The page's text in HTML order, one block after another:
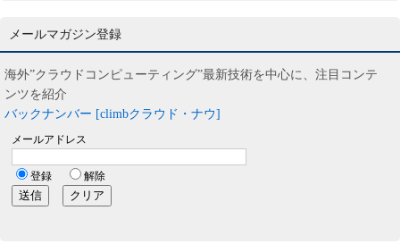
メールマガジン登録
海外”クラウドコンピューティング”最新技術を中心に、注目コンテ
ンツを紹介
バックナンバー [climbクラウド・ナウ]